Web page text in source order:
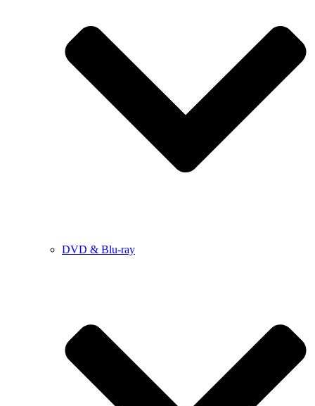
DVD & Blu-ray